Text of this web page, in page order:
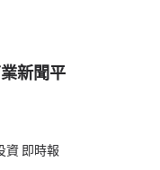
新聞平
資 即時報